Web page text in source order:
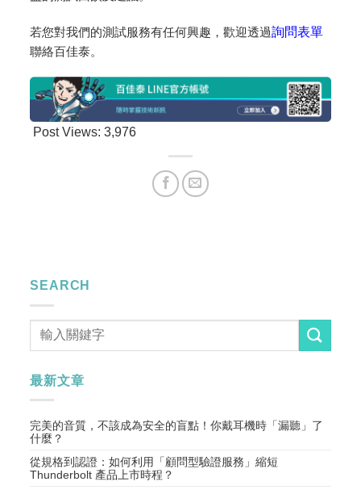
若您對我們的測試服務有任何興趣，歡迎透過詢問表單
聯絡百佳泰。
Post Views:3,976
SEARCH
最新文章
完美的音質，不該成為安全的盲點！你戴耳機時「漏聽」了
什麼？
從規格到認證：如何利用「顧問型驗證服務」縮短
Thunderbolt 產品上市時程？